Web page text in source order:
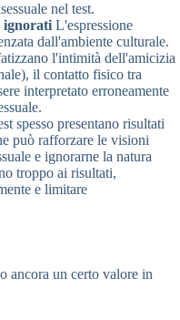
nel test.
ignorati L'espressione
dall'ambiente culturale.
l'intimità dell'amicizia
il contatto fisico tra
interpretato erroneamente
spesso presentano risultati
può rafforzare le visioni
e ignorarne la natura
troppo ai risultati,
e limitare
ancora un certo valore in